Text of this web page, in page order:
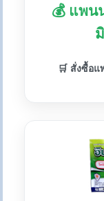
💰 แพน
🛒 สั่งซื้อ